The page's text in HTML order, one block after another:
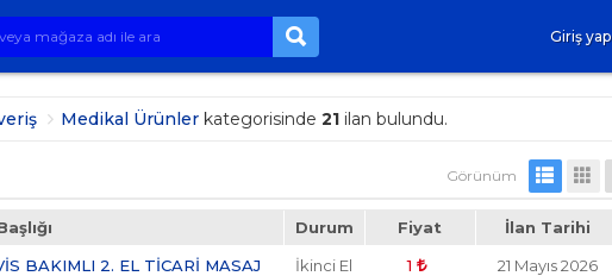
Giriş yap
Medikal Ürünler kategorisinde 21ilan bulundu.
Görünüm
Durum Fiyat İlan Tarihi
BAKIMLI 2. EL TİCARİ MASAJ
İkinci El 1 21 Mayıs 2026